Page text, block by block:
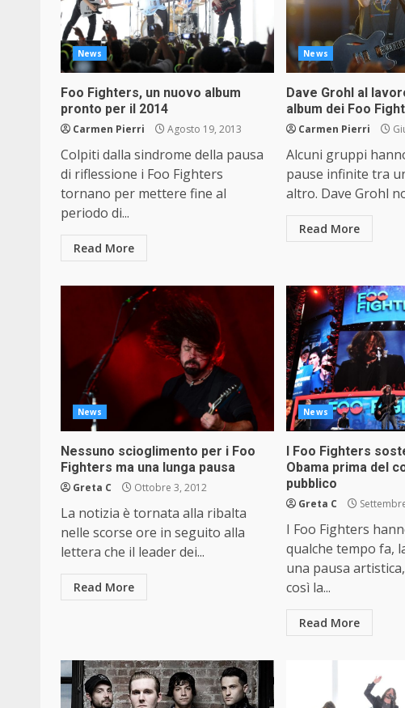
News
Foo Fighters, un nuovo album
pronto per il 2014
Carmen Pierri Agosto 19, 2013
Colpiti dalla sindrome della pausa
di riflessione i Foo Fighters
tornano per mettere fine al
periodo di...
Read More
News
Dave Grohl al
album dei Foo
Carmen Pierri
Alcuni gruppi
pause infinite tra
altro. Dave Grohl
Read More
News
Nessuno scioglimento per i Foo
Fighters ma una lunga pausa
Greta C Ottobre 3, 2012
La notizia è tornata alla ribalta
nelle scorse ore in seguito alla
lettera che il leader dei...
Read More
News
I Foo Fighters
Obama prima del
pubblico
Greta C
I Foo Fighters
qualche tempo fa,
una pausa
così la...
Read More